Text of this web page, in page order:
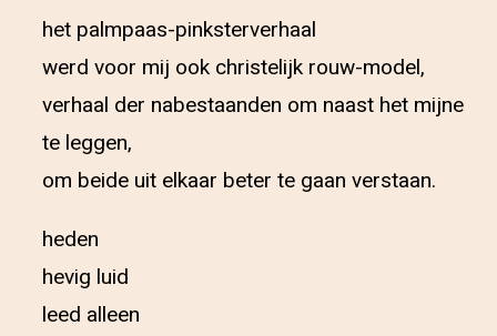
het palmpaas-pinksterverhaal
werd voor mij ook christelijk rouw-model,
verhaal der nabestaanden om naast het mijne
te leggen,
om beide uit elkaar beter te gaan verstaan.
heden
hevig luid
leed alleen